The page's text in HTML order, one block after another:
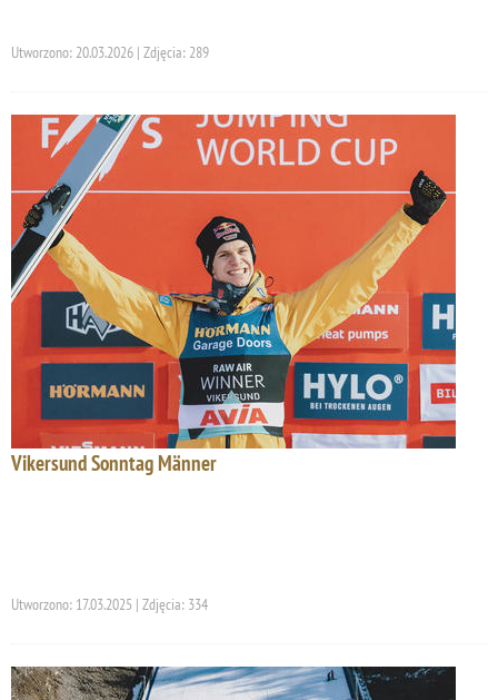
Utworzono: 20.03.2026 | Zdjęcia: 289
Vikersund Sonntag Männer
Utworzono: 17.03.2025 | Zdjęcia: 334